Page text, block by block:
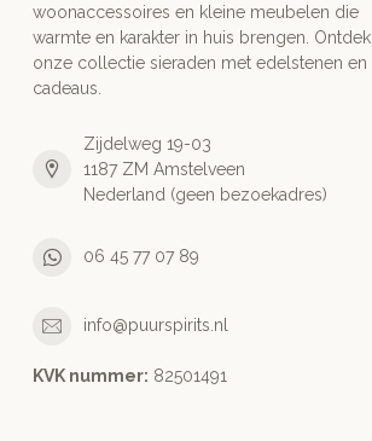
woonaccessoires en kleine meubelen die
warmte en karakter in huis brengen. Ontdek
onze collectie sieraden met edelstenen en
cadeaus.
Zijdelweg 19-03
1187 ZM Amstelveen
Nederland (geen bezoekadres)
06 45 77 07 89
info@puurspirits.nl
KVK nummer: 82501491